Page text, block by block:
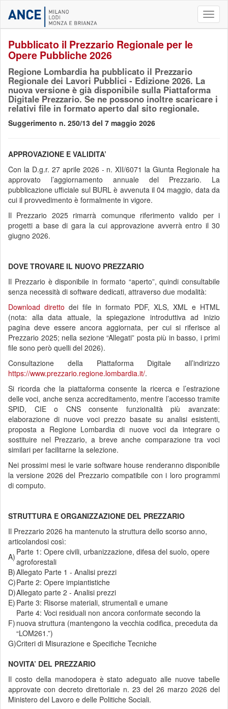
Pubblicato il Prezzario Regionale per le
Opere Pubbliche 2026
Regione Lombardia ha pubblicato il Prezzario
Regionale dei Lavori Pubblici - Edizione 2026. La
nuova versione è già disponibile sulla Piattaforma
Digitale Prezzario. Se ne possono inoltre scaricare i
relativi file in formato aperto dal sito regionale.
Suggerimento n. 250/13 del 7 maggio 2026
APPROVAZIONE E VALIDITA’
Con la D.g.r. 27 aprile 2026 - n. XII/6071 la Giunta Regionale ha
approvato l’aggiornamento annuale del Prezzario. La
pubblicazione ufficiale sul BURL è avvenuta il 04 maggio, data da
cui il provvedimento è formalmente in vigore.
Il Prezzario 2025 rimarrà comunque riferimento valido per i
progetti a base di gara la cui approvazione avverrà entro il 30
giugno 2026.
DOVE TROVARE IL NUOVO PREZZARIO
Il Prezzario è disponibile in formato “aperto”, quindi consultabile
senza necessità di software dedicati, attraverso due modalità:
Download diretto dei file in formato PDF, XLS, XML e HTML
(nota: alla data attuale, la spiegazione introduttiva ad inizio
pagina deve essere ancora aggiornata, per cui si riferisce al
Prezzario 2025; nella sezione “Allegati” posta più in basso, i primi
file sono però quelli del 2026).
Consultazione della Piattaforma Digitale all’indirizzo
https://www.prezzario.regione.lombardia.it/.
Si ricorda che la piattaforma consente la ricerca e l’estrazione
delle voci, anche senza accreditamento, mentre l’accesso tramite
SPID, CIE o CNS consente funzionalità più avanzate:
elaborazione di nuove voci prezzo basate su analisi esistenti,
proposta a Regione Lombardia di nuove voci da integrare o
sostituire nel Prezzario, a breve anche comparazione tra voci
similari per facilitarne la selezione.
Nei prossimi mesi le varie software house renderanno disponibile
la versione 2026 del Prezzario compatibile con i loro programmi
di computo.
STRUTTURA E ORGANIZZAZIONE DEL PREZZARIO
Il Prezzario 2026 ha mantenuto la struttura dello scorso anno,
articolandosi così:
A) Parte 1: Opere civili, urbanizzazione, difesa del suolo, opere
agroforestali
B)Allegato Parte 1 - Analisi prezzi
C)Parte 2: Opere impiantistiche
D)Allegato parte 2 - Analisi prezzi
E) Parte 3: Risorse materiali, strumentali e umane
F)
Parte 4: Voci residuali non ancora conformate secondo la
nuova struttura (mantengono la vecchia codifica, preceduta da
“LOM261.”)
G)Criteri di Misurazione e Specifiche Tecniche
NOVITA’ DEL PREZZARIO
Il costo della manodopera è stato adeguato alle nuove tabelle
approvate con decreto direttoriale n. 23 del 26 marzo 2026 del
Ministero del Lavoro e delle Politiche Sociali.